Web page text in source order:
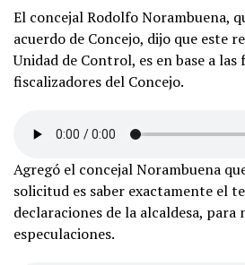
El concejal Rodolfo Norambuena,
acuerdo de Concejo, dijo que este
Unidad de Control, es en base a las
fiscalizadores del Concejo.
Agregó el concejal Norambuena
solicitud es saber exactamente el
declaraciones de la alcaldesa, para
especulaciones.